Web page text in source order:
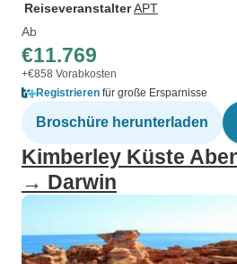
ReiseveranstalterAPT
Ab
€11.769
+€858 Vorabkosten
Registrieren für große Ersparnisse
Broschüre herunterladen
Kimberley Küste
→ Darwin